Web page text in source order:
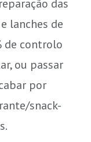
lanches de
de controlo
ou passar
por
snack-